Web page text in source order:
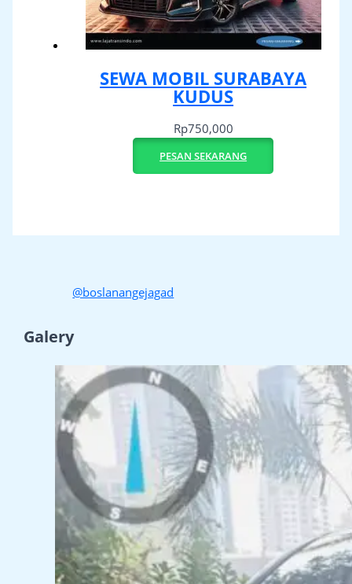
SEWA MOBIL SURABAYA
KUDUS
Rp750,000
PESAN SEKARANG
@boslanangejagad
Galery